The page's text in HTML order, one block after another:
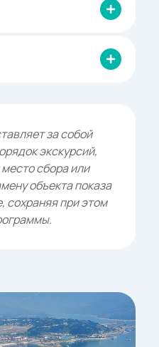
за собой
экскурсий,
сбора или
объекта показа
сохраняя при этом